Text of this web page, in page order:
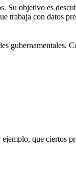
Su objetivo es
trabaja con datos
gubernamentales.
que ciertos